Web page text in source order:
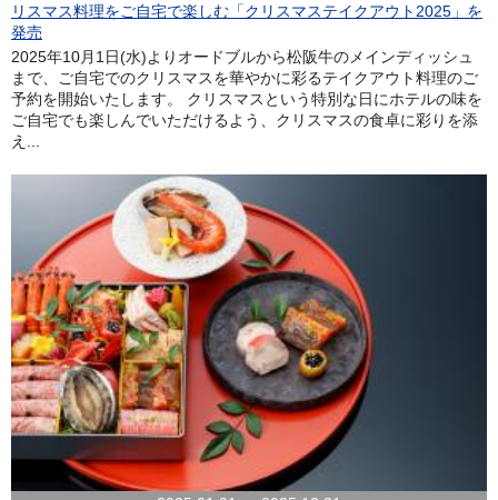
リスマス料理をご自宅で楽しむ「クリスマステイクアウト2025」を
発売
2025年10月1日(水)よりオードブルから松阪牛のメインディッシュ
まで、ご自宅でのクリスマスを華やかに彩るテイクアウト料理のご
予約を開始いたします。 クリスマスという特別な日にホテルの味を
ご自宅でも楽しんでいただけるよう、クリスマスの食卓に彩りを添
え...